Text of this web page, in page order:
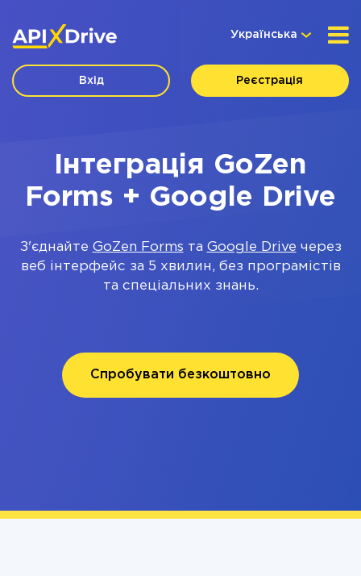
Українська
Вхід Реєстрація
Інтеграція GoZen
Forms + Google Drive
З'єднайте GoZen Forms та Google Drive через
веб інтерфейс за 5 хвилин, без програмістів
та спеціальних знань.
Спробувати безкоштовно